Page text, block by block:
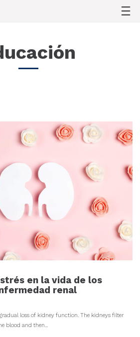
en la vida de los
renal
loss of kidney function. The kidneys filter
blood and then...